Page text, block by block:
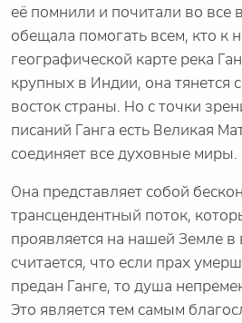
её помнили и почитали во все
обещала помогать всем, кто к
географической карте река
крупных в Индии, она тянется
восток страны. Но с точки
писаний Ганга есть Великая
соединяет все духовные миры.
Она представляет собой
трансцендентный поток,
проявляется на нашей Земле
считается, что если прах
предан Ганге, то душа
Это является тем самым